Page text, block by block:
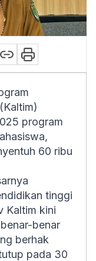
program
60 ribu
tinggi
Kaltim kini
benar
berhak
pada 30